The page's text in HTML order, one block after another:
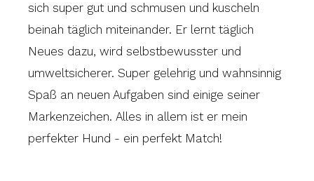
sich super gut und schmusen und kuscheln
beinah täglich miteinander. Er lernt täglich
Neues dazu, wird selbstbewusster und
umweltsicherer. Super gelehrig und wahnsinnig
Spaß an neuen Aufgaben sind einige seiner
Markenzeichen. Alles in allem ist er mein
perfekter Hund - ein perfekt Match!